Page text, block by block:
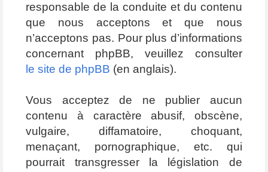
responsable de la conduite et du contenu
que nous acceptons et que nous
n’acceptons pas. Pour plus d’informations
concernant phpBB, veuillez consulter
le site de phpBB (en anglais).
Vous acceptez de ne publier aucun
contenu à caractère abusif, obscène,
vulgaire, diffamatoire, choquant,
menaçant, pornographique, etc. qui
pourrait transgresser la législation de